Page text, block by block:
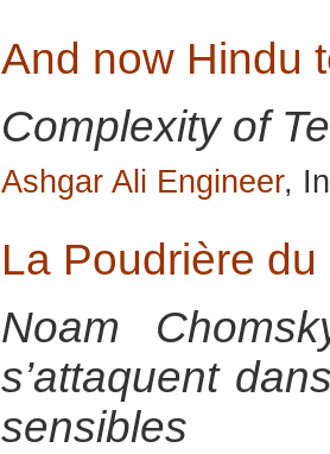
And now Hindu
Complexity of
Ashgar Ali Engineer,
La Poudrière
Noam
s’attaquent